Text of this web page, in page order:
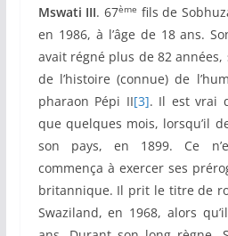
Mswati III. 67ème fils de
en 1986, à l’âge de 18 ans.
avait régné plus de 82
de l’histoire (connue) de
pharaon Pépi II[3]. Il est vrai
que quelques mois, lorsqu’il
son pays, en 1899. Ce
commença à exercer ses
britannique. Il prit le titre de
Swaziland, en 1968, alors